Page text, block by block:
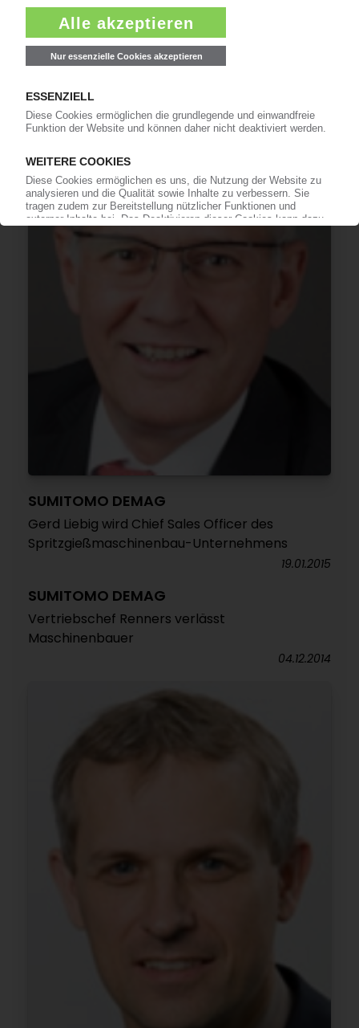
Kernkompetenzen für deutsche Werke /
„Höhere Kundenorientierung“
SUMITOMO DEMAG
Gerd Liebig wird Chief Sales Officer des
Spritzgießmaschinenbau-Unternehmens
19.01.2015
SUMITOMO DEMAG
Vertriebschef Renners verlässt
Maschinenbauer
04.12.2014